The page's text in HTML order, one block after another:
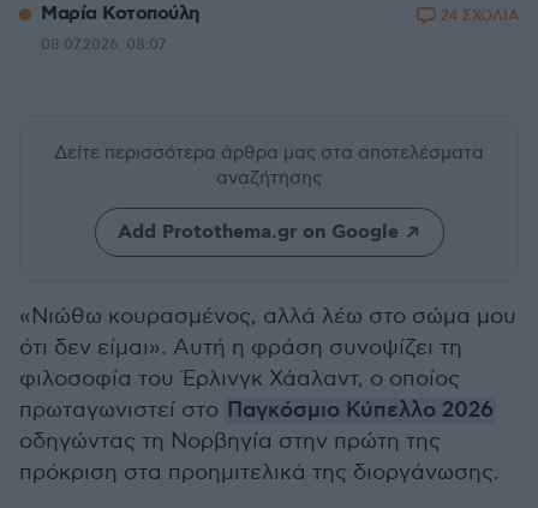
Μαρία Κοτοπούλη
08.07.2026, 08:07
24 ΣΧΟΛΙΑ
Δείτε περισσότερα άρθρα μας στα αποτελέσματα
αναζήτησης
Add Protothema.gr on Google
«Νιώθω κουρασμένος, αλλά λέω στο σώμα μου
ότι δεν είμαι». Αυτή η φράση συνοψίζει τη
φιλοσοφία του Έρλινγκ Χάαλαντ, ο οποίος
πρωταγωνιστεί στο Παγκόσμιο Κύπελλο 2026
οδηγώντας τη Νορβηγία στην πρώτη της
πρόκριση στα προημιτελικά της διοργάνωσης.